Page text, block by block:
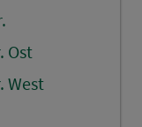
Ost
West